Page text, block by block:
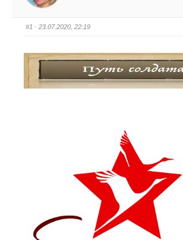
#1 · 23.07.2020, 22:19